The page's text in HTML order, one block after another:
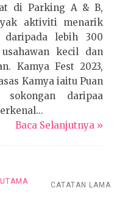
di Parking A & B,
aktiviti menarik
daripada lebih 300
kecil dan
Kamya Fest 2023,
Kamya iaitu Puan
daripaa
Baca Selanjutnya »
CATATAN LAMA